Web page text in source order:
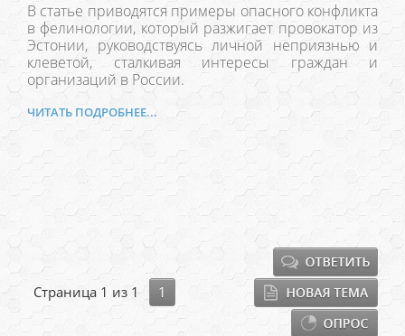
В статье приводятся примеры опасного конфликта
в фелинологии, который разжигает провокатор из
Эстонии, руководствуясь личной неприязнью и
клеветой, сталкивая интересы граждан и
организаций в России.
ЧИТАТЬ ПОДРОБНЕЕ...
Страница 1 из1 1